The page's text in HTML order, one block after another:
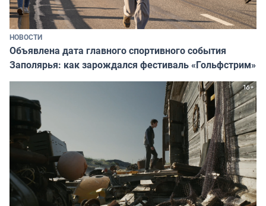
НОВОСТИ
Объявлена дата главного спортивного события
Заполярья: как зарождался фестиваль «Гольфстрим»